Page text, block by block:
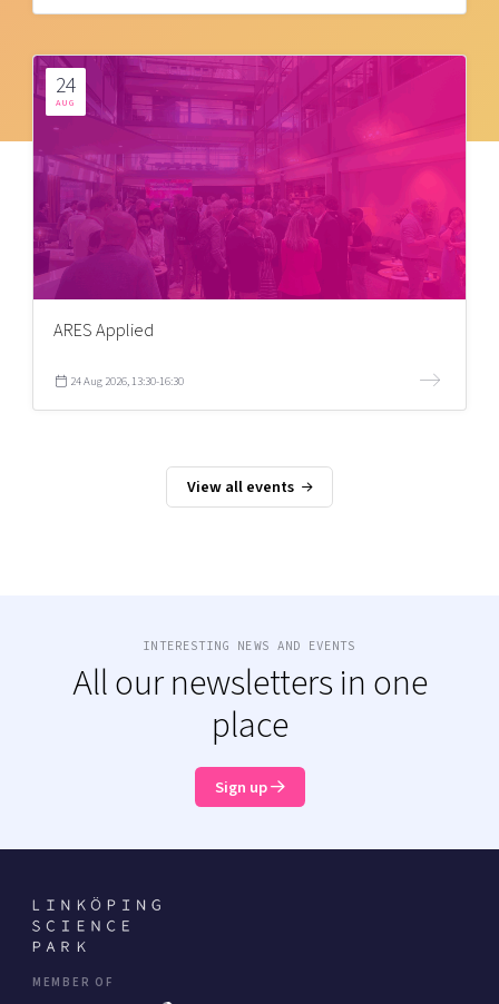
24
AUG
ARES Applied
24 Aug 2026, 13:30-16:30
View all events
INTERESTING NEWS AND EVENTS
All our newsletters in one
place
Sign up
MEMBER OF